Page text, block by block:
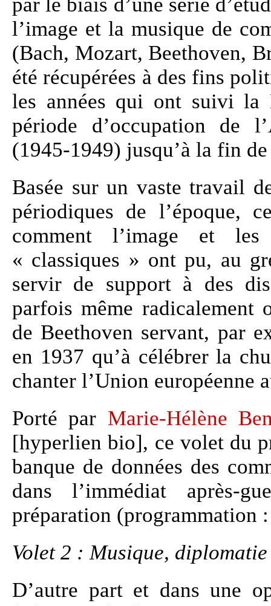
l’image et la musique de
(Bach, Mozart, Beethoven,
été récupérées à des fins
les années qui ont suivi la
période d’occupation de
(1945-1949) jusqu’à la fin
Basée sur un vaste travail
périodiques de l’époque,
comment l’image et
« classiques » ont pu, au
servir de support à des
parfois même radicalement
de Beethoven servant, par
en 1937 qu’à célébrer la
chanter l’Union européenne
Porté par Marie-Hélène
[hyperlien bio], ce volet du
banque de données des
dans l’immédiat après-
préparation (programmation
Volet 2 : Musique,
D’autre part et dans une